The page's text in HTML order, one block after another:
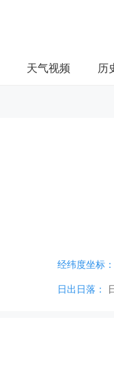
天气视频 历
经纬度坐标：
日出日落：